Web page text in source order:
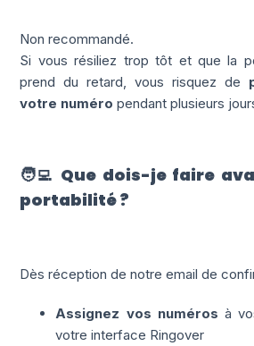
Non recommandé.
Si vous résiliez trop tôt et que la
prend du retard, vous risquez de
votre numéro pendant plusieurs
🧑‍💻 Que dois-je faire
portabilité ?
Dès réception de notre email de
Assignez vos numéros à
votre interface Ringover